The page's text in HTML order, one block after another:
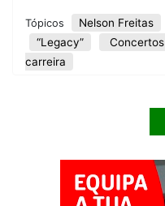
Tópicos Nelson Freitas
“Legacy”
Concertos
carreira